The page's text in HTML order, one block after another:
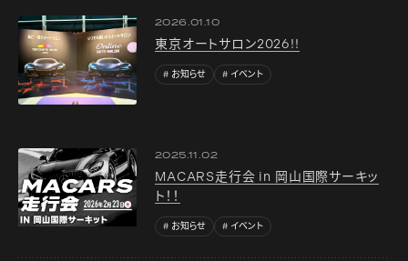
2026.01.10
東京オートサロン2026!!
お知らせ イベント
2025.11.02
MACARS走行会 in 岡山国際サーキッ
ト！！
お知らせ イベント